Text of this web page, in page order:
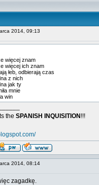
2014, 09:13
więcej znam
więcej ich znam
łeb, odbierają czas
z nich
jak ty
mnie
win
the SPANISH INQUISITION !!!
2014, 08:14
zagadkę.